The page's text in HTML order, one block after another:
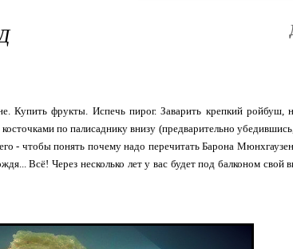
Купить фрукты. Испечь пирог. Заварить крепкий ройбуш,
по палисаднику внизу (предварительно
- чтобы понять почему надо перечитать Барона
Всё! Через несколько лет у вас будет под балконом свой